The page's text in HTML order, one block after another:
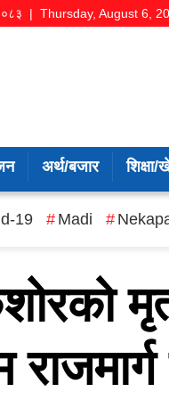
| Thursday, August 6,
अर्थ/बजार
19 Madi